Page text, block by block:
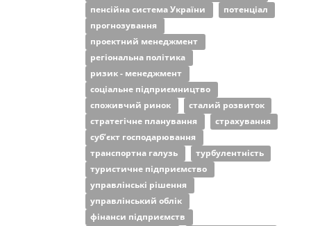
пенсійна система України
потенціал
прогнозування
проектний менеджмент
регіональна політика
ризик - менеджмент
соціальне підприємництво
споживчий ринок
сталий розвиток
стратегічне планування
страхування
суб’єкт господарювання
транспортна галузь
турбулентність
туристичне підприємство
управлінські рішення
управлінський облік
фінанси підприємств